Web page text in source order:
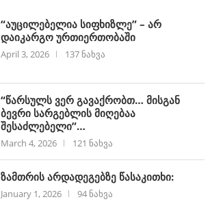
“აუცილებელია სიფხიზლე” – არ
დაიკარგო ურთიერთობაში
April 3, 2026 137 ნახვა
“წარსულს ვერ გავაქრობთ… მისგან
ბევრი სარგებლის მიღებაა
შესაძლებელი”…
March 4, 2026 121 ნახვა
ზამთრის არდადეგებზე წასაკითხი:
January 1, 2026 94 ნახვა